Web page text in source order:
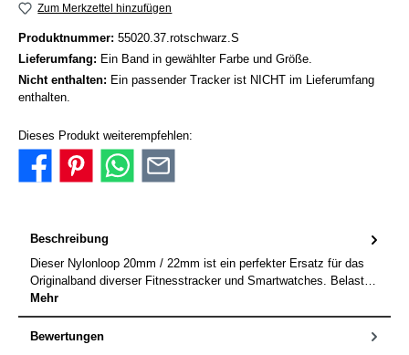
Zum Merkzettel hinzufügen
Produktnummer: 55020.37.rotschwarz.S
Lieferumfang: Ein Band in gewählter Farbe und Größe.
Nicht enthalten: Ein passender Tracker ist NICHT im Lieferumfang
enthalten.
Dieses Produkt weiterempfehlen:
Beschreibung
Dieser Nylonloop 20mm / 22mm ist ein perfekter Ersatz für das
Originalband diverser Fitnesstracker und Smartwatches. Belast…
Mehr
Bewertungen